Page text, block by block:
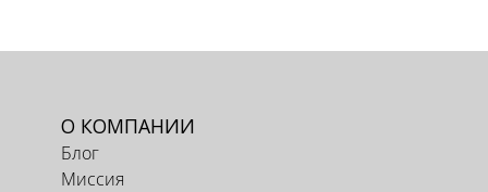
О КОМПАНИИ
Блог
Миссия